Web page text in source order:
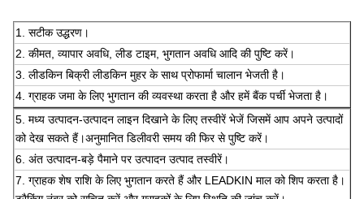
1. सटीक उद्धरण।
2. कीमत, व्यापार अवधि, लीड टाइम, भुगतान अवधि आदि की पुष्टि करें।
3. लीडकिन बिक्री लीडकिन मुहर के साथ प्रोफार्मा चालान भेजती है।
4. ग्राहक जमा के लिए भुगतान की व्यवस्था करता है और हमें बैंक पर्ची भेजता है।
5. मध्य उत्पादन-उत्पादन लाइन दिखाने के लिए तस्वीरें भेजें जिसमें आप अपने उत्पादों
को देख सकते हैं।अनुमानित डिलीवरी समय की फिर से पुष्टि करें।
6. अंत उत्पादन-बड़े पैमाने पर उत्पादन उत्पाद तस्वीरें।
7. ग्राहक शेष राशि के लिए भुगतान करते हैं और LEADKIN माल को शिप करता है।